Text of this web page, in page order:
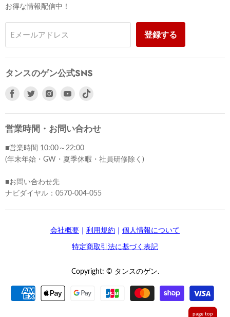
page top
お得な情報配信中！
Eメールアドレス 登録する
タンスのゲン公式SNS
Facebook
つ
て
く
さ
い
Twitter
つ
て
く
さ
い
Instagram
つ
て
く
さ
い
Youtube
つ
て
く
い
営業時間・お問い合わせ
■営業時間 10:00～22:00
(年末年始・GW・夏季休暇・社員研修除く)
■お問い合わせ先
ナビダイヤル：0570-004-055
会社概要 ｜ 利用規約 ｜ 個人情報について
特定商取引法に基づく表記
Copyright: © タンスのゲン.